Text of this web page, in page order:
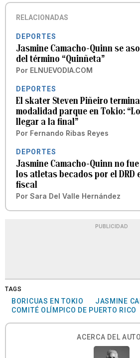
RELACIONADAS
DEPORTES
Jasmine Camacho-Quinn se
del término “Quinñeta”
Por ELNUEVODIA.COM
DEPORTES
El skater Steven Piñeiro
modalidad parque en Tokio:
llegar a la final”
Por Fernando Ribas Reyes
DEPORTES
Jasmine Camacho-Quinn no
los atletas becados por el DRD
fiscal
Por Sara Del Valle Hernández
PUBLICIDAD
TAGS
BORICUAS EN TOKIO
JASMINE
COMITÉ OLÍMPICO DE PUERTO RICO
ACERCA DEL